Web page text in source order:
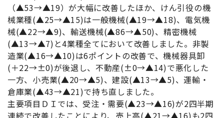
（▲53→▲19）が大幅に改善したほか、けん引役の機
械業種(▲25→▲15)は一般機械(▲19→▲18)、電気機
械(▲22→▲9)、輸送機械(▲86→▲50)、精密機械
(▲13→▲7)と4業種全てにおいて改善しました。非製
造業(▲16→▲10)は6ポイントの改善で、機械器具卸
(＋22→±0)が後退し、不動産(±0→▲14)で悪化した
一方、小売業(▲20→▲5)、建設(▲13→▲5)、運輸・
倉庫業(▲43→▲21)で持ち直しました。
主要項目ＤＩでは、受注・需要(▲23→▲16)が2四半期
連続で改善したことにより、売上高(▲21→▲16)も2四